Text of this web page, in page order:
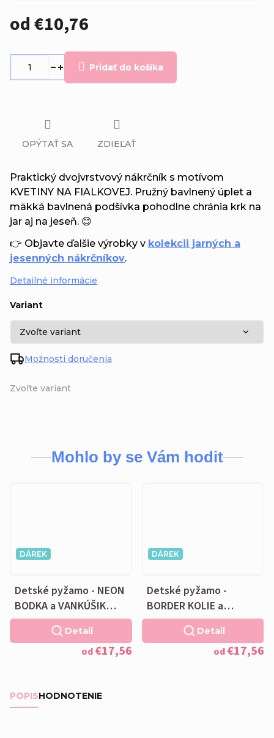
od€10,76
Zvoľte variant
Variant
Možnosti doručenia
Pridať do košíka
Praktický dvojvrstvový nákrčník s motívom
KVETINY NA FIALKOVEJ. Pružný bavlnený úplet a
mäkká bavlnená podšívka pohodlne chránia krk na
jar aj na jeseň. 😊
👉 Objavte ďalšie výrobky v kolekcii jarných a
jesenných nákrčníkov.
Detailné informácie
OPÝTAŤ SA ZDIEĽAŤ
Mohlo by se Vám hodit
DÁREK
Detské pyžamo - NEON
BODKA a VANKÚŠIK
ZADARMO
od€17,56
Detail
DÁREK
Detské pyžamo -
BORDER KOLIE a
VANKÚŠIK ZADARMO
od€17,56
Detail
POPISHODNOTENIE